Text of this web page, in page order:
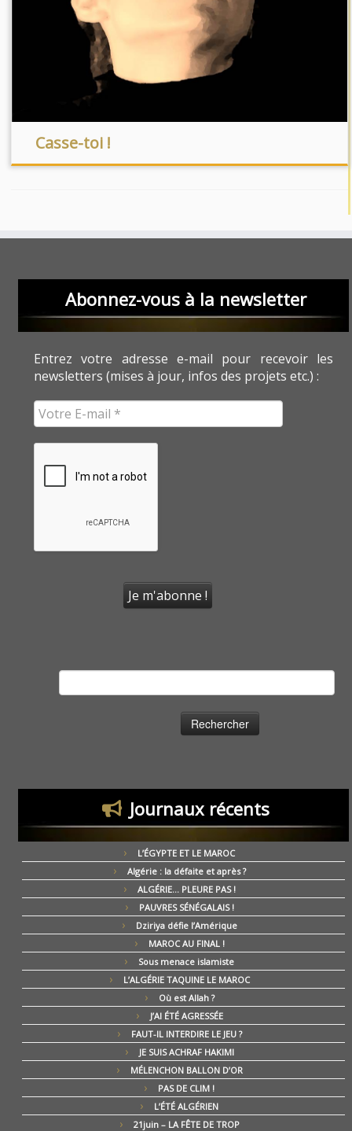
Casse-toi !
Abonnez-vous à la newsletter
Entrez votre adresse e-mail pour recevoir les
newsletters (mises à jour, infos des projets etc.) :
Journaux récents
L’ÉGYPTE ET LE MAROC
Algérie : la défaite et après ?
ALGÉRIE… PLEURE PAS !
PAUVRES SÉNÉGALAIS !
Dziriya défie l’Amérique
MAROC AU FINAL !
Sous menace islamiste
L’ALGÉRIE TAQUINE LE MAROC
Où est Allah ?
J’AI ÉTÉ AGRESSÉE
FAUT-IL INTERDIRE LE JEU ?
JE SUIS ACHRAF HAKIMI
MÉLENCHON BALLON D’OR
PAS DE CLIM !
L’ÉTÉ ALGÉRIEN
21juin – LA FÊTE DE TROP